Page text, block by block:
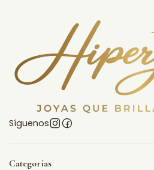
Síguenos
Categorías